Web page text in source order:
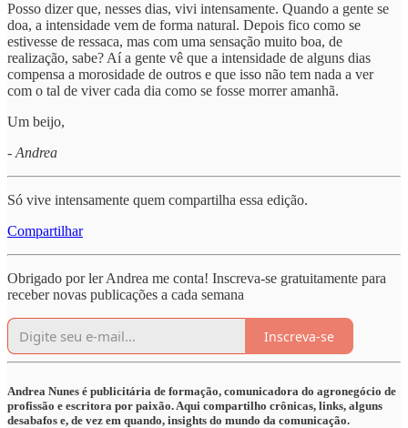
Posso dizer que, nesses dias, vivi intensamente. Quando a gente se
doa, a intensidade vem de forma natural. Depois fico como se
estivesse de ressaca, mas com uma sensação muito boa, de
realização, sabe? Aí a gente vê que a intensidade de alguns dias
compensa a morosidade de outros e que isso não tem nada a ver
com o tal de viver cada dia como se fosse morrer amanhã.
Um beijo,
- Andrea
Só vive intensamente quem compartilha essa edição.
Compartilhar
Obrigado por ler Andrea me conta! Inscreva-se gratuitamente para
receber novas publicações a cada semana
Inscreva-se
Andrea Nunes é publicitária de formação, comunicadora do agronegócio de
profissão e escritora por paixão. Aqui compartilho crônicas, links, alguns
desabafos e, de vez em quando, insights do mundo da comunicação.